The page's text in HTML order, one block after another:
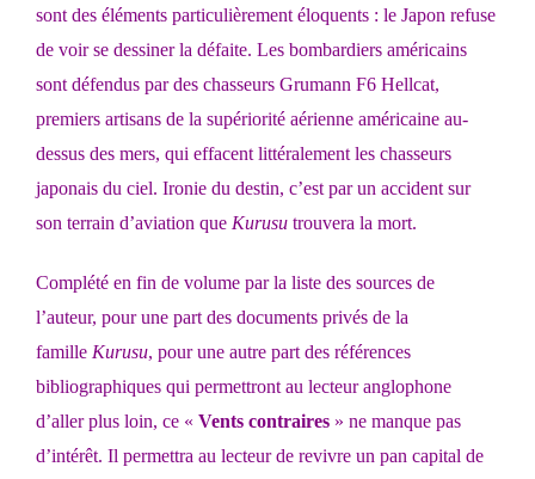
sont des éléments particulièrement éloquents : le Japon refuse
de voir se dessiner la défaite. Les bombardiers américains
sont défendus par des chasseurs Grumann F6 Hellcat,
premiers artisans de la supériorité aérienne américaine au-
dessus des mers, qui effacent littéralement les chasseurs
japonais du ciel. Ironie du destin, c’est par un accident sur
son terrain d’aviation que Kurusu trouvera la mort.
Complété en fin de volume par la liste des sources de
l’auteur, pour une part des documents privés de la
famille Kurusu, pour une autre part des références
bibliographiques qui permettront au lecteur anglophone
d’aller plus loin, ce « Vents contraires » ne manque pas
d’intérêt. Il permettra au lecteur de revivre un pan capital de